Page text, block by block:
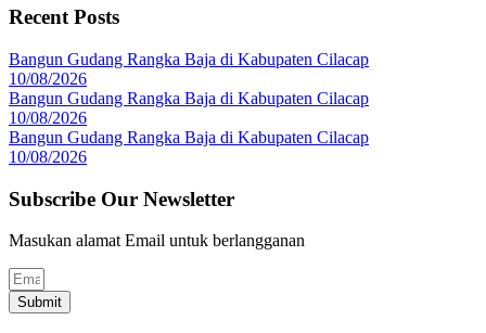
Recent Posts
Bangun Gudang Rangka Baja di Kabupaten Cilacap
10/08/2026
Bangun Gudang Rangka Baja di Kabupaten Cilacap
10/08/2026
Bangun Gudang Rangka Baja di Kabupaten Cilacap
10/08/2026
Subscribe Our Newsletter
Masukan alamat Email untuk berlangganan
Submit